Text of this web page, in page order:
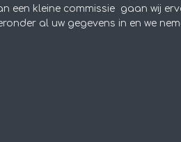
een kleine commissie gaan wij
al uw gegevens in en we